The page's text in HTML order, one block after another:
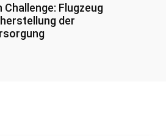
Challenge: Flugzeug
der